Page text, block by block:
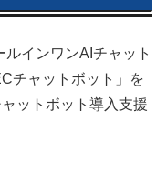
インワンAIチャット
チャットボット」を
ットボット導入支援